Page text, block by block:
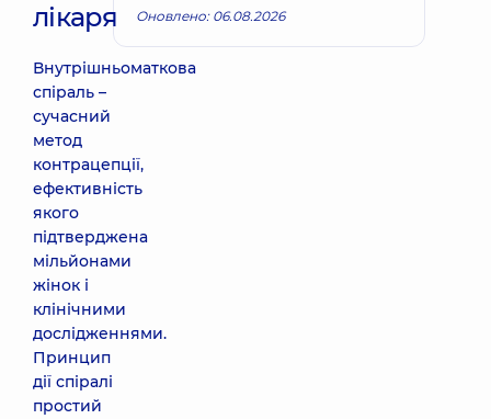
лікаря
Внутрішньоматкова
спіраль –
сучасний
метод
контрацепції,
ефективність
якого
підтверджена
мільйонами
жінок і
клінічними
дослідженнями.
Принцип
дії спіралі
простий
Оновлено: 06.08.2026